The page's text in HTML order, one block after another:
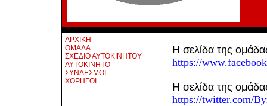
ΑΡΧΙΚΗ
ΟΜΑΔΑ
ΣΧΕΔΙΟ ΑΥΤΟΚΙΝΗΤΟΥ
ΑΥΤΟΚΙΝΗΤΟ
ΣΥΝΔΕΣΜΟΙ
ΧΟΡΗΓΟΙ
Η σελίδα της
https://
Η σελίδα της
https://twitter.com/